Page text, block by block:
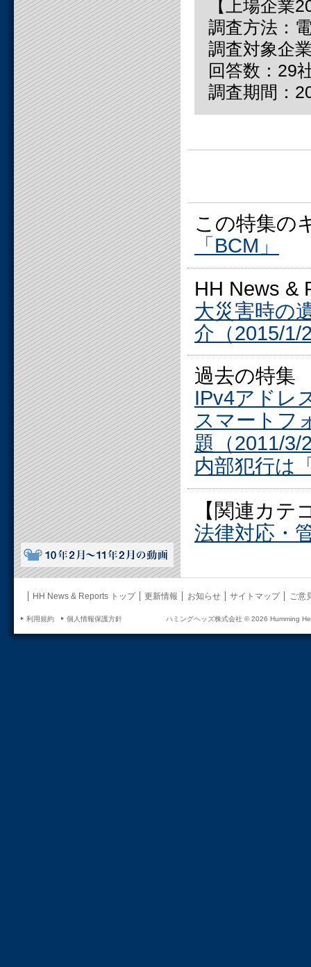
【上場企業
調査方法：
調査対象企
回答数：
調査期間：
この特集の
「BCM」
HH News
大災害時の
介（2015/1/
過去の特集
IPv4アドレ
スマートフ
題（2011/3/
内部犯行は
【関連カテ
法律対応・
HH News & Reports トップ 更新情報 お知らせ サイトマップ ご意
利用規約 個人情報保護方針 ハミングヘッズ株式会社 ©2026 Humming